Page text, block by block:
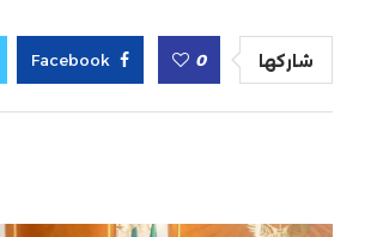
شاركها 0
Facebook